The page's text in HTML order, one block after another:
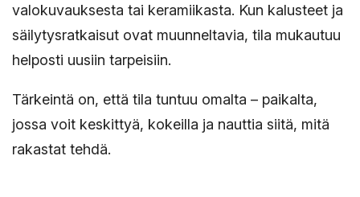
valokuvauksesta tai keramiikasta. Kun kalusteet ja
säilytysratkaisut ovat muunneltavia, tila mukautuu
helposti uusiin tarpeisiin.
Tärkeintä on, että tila tuntuu omalta – paikalta,
jossa voit keskittyä, kokeilla ja nauttia siitä, mitä
rakastat tehdä.